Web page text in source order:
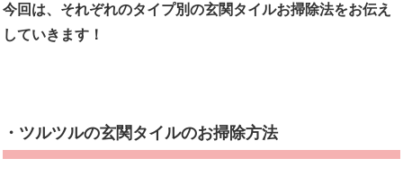
今回は、それぞれのタイプ別の玄関タイルお掃除法をお伝え
していきます！
・ツルツルの玄関タイルのお掃除方法